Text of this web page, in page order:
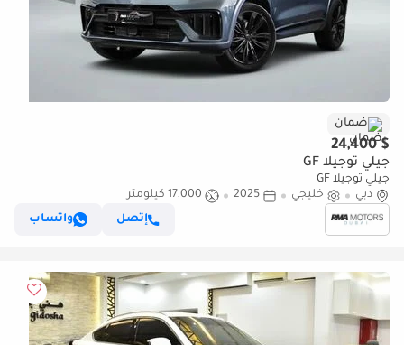
ضمان
$ 24,400
جيلي توجيلا GF
جيلي توجيلا GF
دبي
خليجي 2025
17,000 كيلومتر
إتصل
واتساب